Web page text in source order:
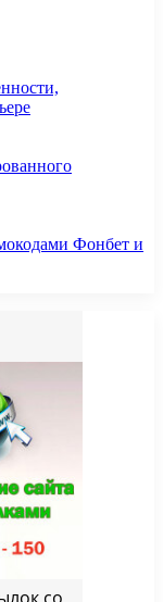
Фонбет и